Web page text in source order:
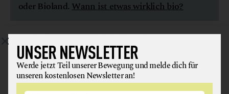
oder Bioland.Wann ist etwas wirklich bio?
UNSER NEWSLETTER
Werde jetzt Teil unserer Bewegung und melde dich für
unseren kostenlosen Newsletter an!